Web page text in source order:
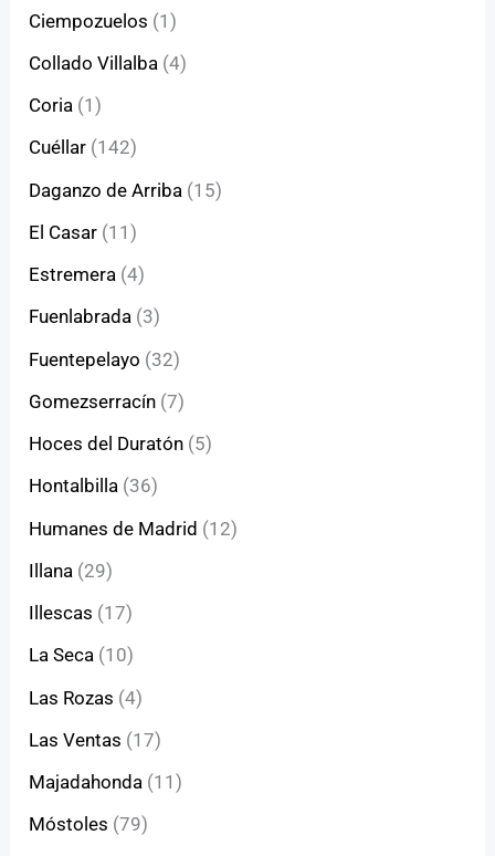
Ciempozuelos (1)
Collado Villalba (4)
Coria (1)
Cuéllar (142)
Daganzo de Arriba (15)
El Casar (11)
Estremera (4)
Fuenlabrada (3)
Fuentepelayo (32)
Gomezserracín (7)
Hoces del Duratón (5)
Hontalbilla (36)
Humanes de Madrid (12)
Illana (29)
Illescas (17)
La Seca (10)
Las Rozas (4)
Las Ventas (17)
Majadahonda (11)
Móstoles (79)